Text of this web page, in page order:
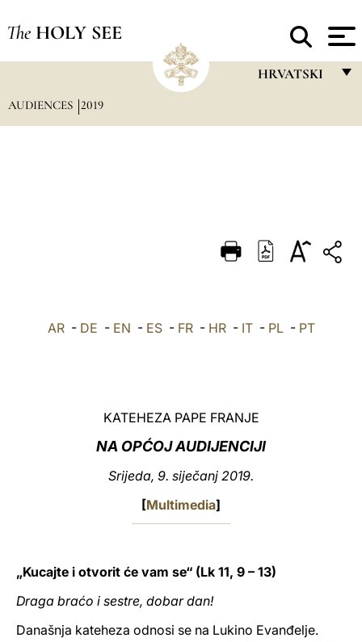
The HOLY SEE
HRVATSKI
DEUTSCH
العربيّة
AUDIENCES 2019
AR- DE - EN - ES- FR- HR- IT- PL- PT
KATEHEZA PAPE FRANJE
NA OPĆOJ AUDIJENCIJI
Srijeda, 9. siječanj 2019.
[Multimedia]
„Kucajte i otvorit će vam se“ (Lk 11, 9 – 13)
Draga braćo i sestre, dobar dan!
Današnja kateheza odnosi se na Lukino Evanđelje.